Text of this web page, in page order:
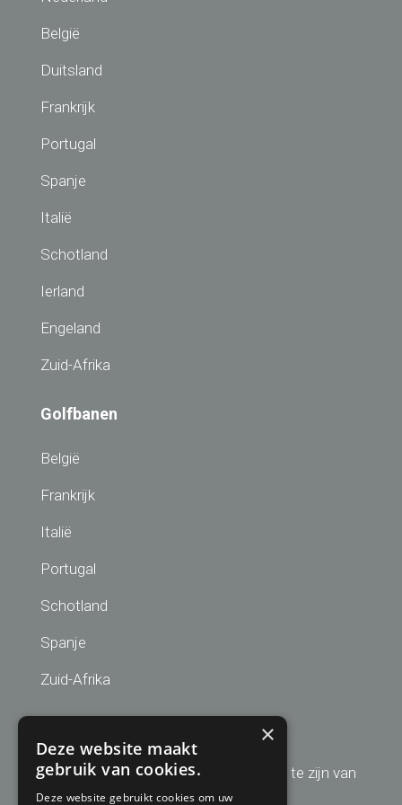
België
Duitsland
Frankrijk
Portugal
Spanje
Italië
Schotland
Ierland
Engeland
Zuid-Afrika
Golfbanen
België
Frankrijk
Italië
Portugal
Schotland
Spanje
Zuid-Afrika
Schrijf u hier in om altijd op de hoogte te zijn van
de laatste golfreis aanbiedingen!
×
Deze website maakt
gebruik van cookies.
Deze website gebruikt cookies om uw